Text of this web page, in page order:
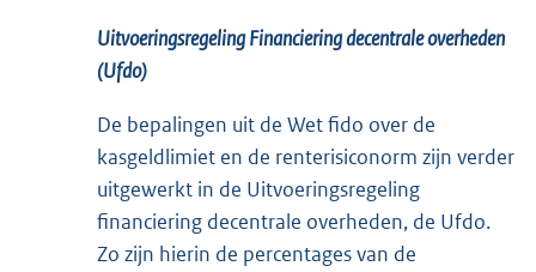
Uitvoeringsregeling Financiering decentrale overheden
(Ufdo)
De bepalingen uit de Wet fido over de
kasgeldlimiet en de renterisiconorm zijn verder
uitgewerkt in de Uitvoeringsregeling
financiering decentrale overheden, de Ufdo.
Zo zijn hierin de percentages van de